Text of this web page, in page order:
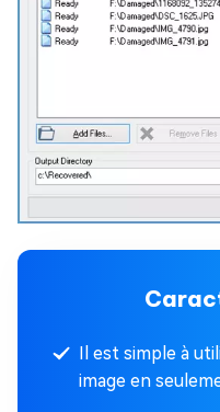
Il est simple à
image en